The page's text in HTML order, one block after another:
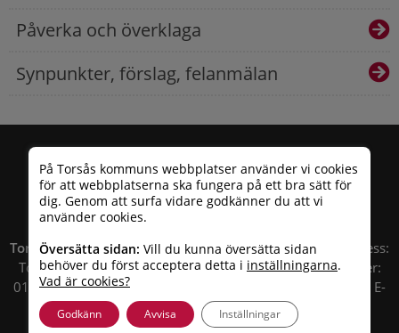
På Torsås kommuns webbplatser använder vi cookies
för att webbplatserna ska fungera på ett bra sätt för
dig. Genom att surfa vidare godkänner du att vi
använder cookies.
Översätta sidan: Vill du kunna översätta sidan
behöver du först acceptera detta i inställningarna.
Vad är cookies?
Godkänn Avvisa Inställningar
Påverka och överklaga
Synpunkter, förslag, felanmälan
Torsås kommun| Besöksadress: Allfargatan 26 | Postadress:
Torsås kommun, Box 503, 385 25 Torsås Telefonnummer:
010 – 35 33 100 | Organisationsnummer: 212000-0696 | E-
post:info@torsas.se|Tillgänglighetsredogörelse